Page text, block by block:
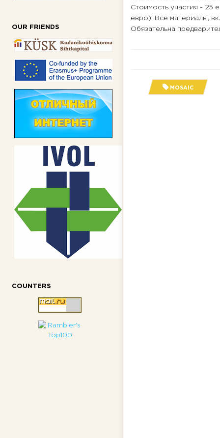
OUR FRIENDS
COUNTERS
Стоимость участия - 25
евро). Все материалы,
Обязательна
MOSAIC